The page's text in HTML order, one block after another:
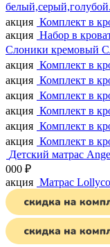
белый,серый,голубой.
акция Комплект в
акция Набор в
Слоники кремовый
акция Комплект в
акция Комплект в
акция Комплект в
акция Комплект в
акция Комплект в
акция Комплект в
Детский матрас
000 ₽
акция Матрас